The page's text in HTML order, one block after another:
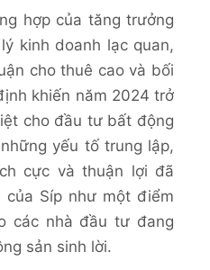
hợp của tăng trưởng
kinh doanh lạc quan,
cho thuê cao và bối
khiến năm 2024 trở
cho đầu tư bất động
yếu tố trung lập,
cực và thuận lợi đã
Síp như một điểm
các nhà đầu tư đang
sản sinh lời.